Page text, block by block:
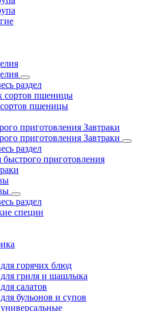
раздел
сортов пшеницы
пшеницы
приготовления Завтраки
приготовления Завтраки
раздел
приготовления
раздел
специи
горячих блюд
гриля и шашлыка
салатов
бульонов и супов